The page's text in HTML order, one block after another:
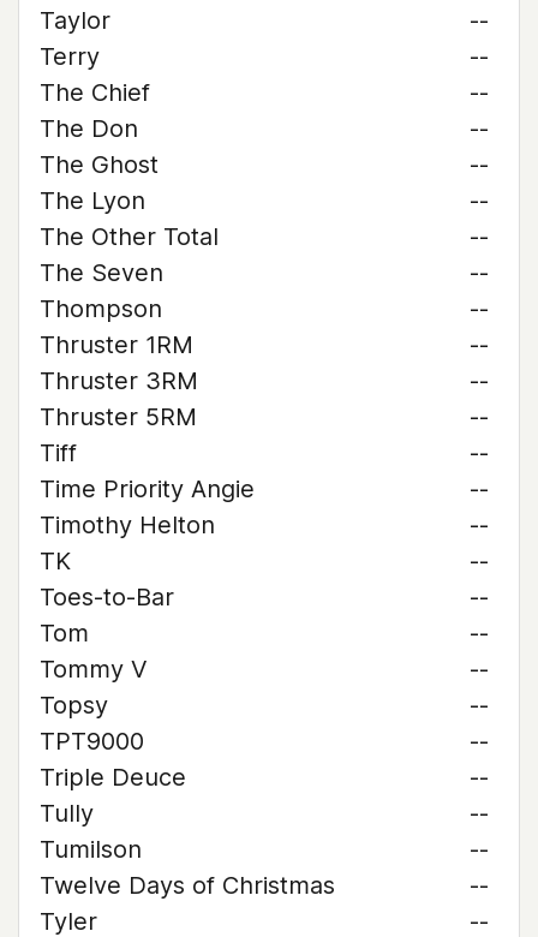
Taylor
--
Terry
--
The Chief
--
The Don
--
The Ghost
--
The Lyon
--
The Other Total
--
The Seven
--
Thompson
--
Thruster 1RM
--
Thruster 3RM
--
Thruster 5RM
--
Tiff
--
Time Priority Angie
--
Timothy Helton
--
TK
--
Toes-to-Bar
--
Tom
--
Tommy V
--
Topsy
--
TPT9000
--
Triple Deuce
--
Tully
--
Tumilson
--
Twelve Days of Christmas
--
Tyler
--